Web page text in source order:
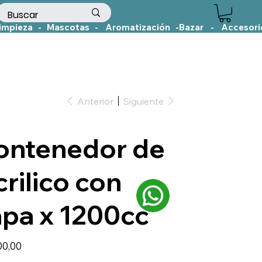
Anterior Siguiente
de
con
x 1200cc